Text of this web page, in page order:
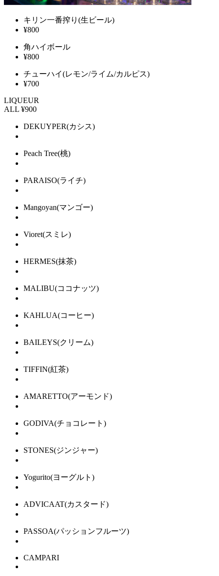
キリン一番搾り (生ビール)
¥800
角ハイボール
¥800
チューハイ(レモン/ライム/カルピス)
¥700
LIQUEUR
ALL ¥900
DEKUYPER(カシス)
Peach Tree(桃)
PARAISO(ライチ)
Mangoyan(マンゴー)
Vioret(スミレ)
HERMES(抹茶)
MALIBU(ココナッツ)
KAHLUA(コーヒー)
BAILEYS(クリーム)
TIFFIN(紅茶)
AMARETTO(アーモンド)
GODIVA(チョコレート)
STONES(ジンジャー)
Yogurito(ヨーグルト)
ADVICAAT(カスタード)
PASSOA(パッションフルーツ)
CAMPARI